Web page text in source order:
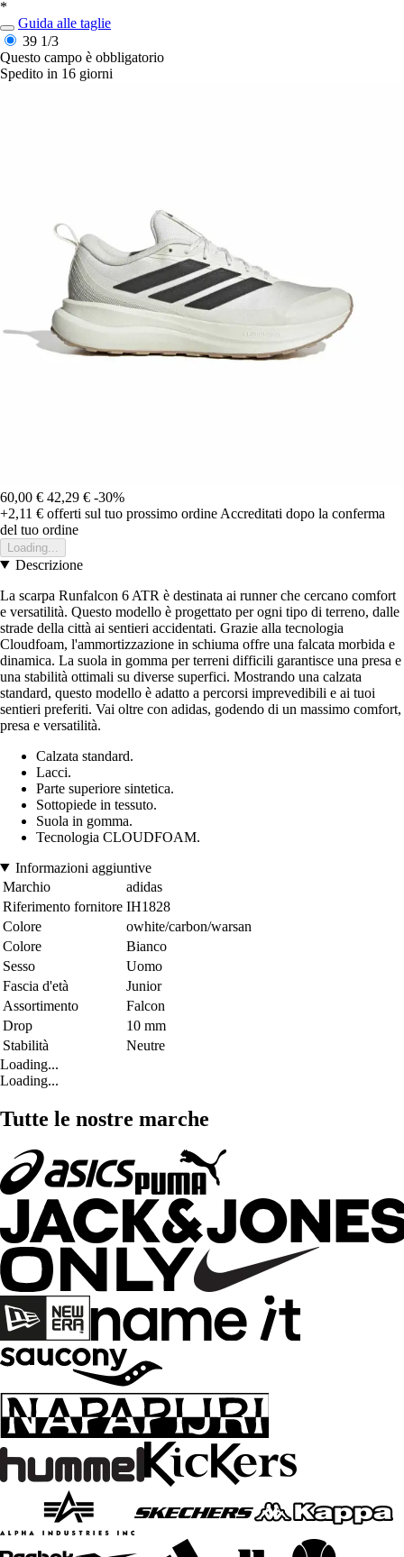
*
Guida alle taglie
39 1/3
Questo campo è obbligatorio
Spedito in 16 giorni
60,00 € 42,29 € -30%
+2,11 € offerti sul tuo prossimo ordine Accreditati dopo la conferma
del tuo ordine
Loading...
Descrizione
La scarpa Runfalcon 6 ATR è destinata ai runner che cercano comfort
e versatilità. Questo modello è progettato per ogni tipo di terreno, dalle
strade della città ai sentieri accidentati. Grazie alla tecnologia
Cloudfoam, l'ammortizzazione in schiuma offre una falcata morbida e
dinamica. La suola in gomma per terreni difficili garantisce una presa e
una stabilità ottimali su diverse superfici. Mostrando una calzata
standard, questo modello è adatto a percorsi imprevedibili e ai tuoi
sentieri preferiti. Vai oltre con adidas, godendo di un massimo comfort,
presa e versatilità.
Calzata standard.
Lacci.
Parte superiore sintetica.
Sottopiede in tessuto.
Suola in gomma.
Tecnologia CLOUDFOAM.
Informazioni aggiuntive
Marchio
adidas
Riferimento fornitore IH1828
Colore
owhite/carbon/warsan
Colore
Bianco
Sesso
Uomo
Fascia d'età
Junior
Assortimento
Falcon
Drop
10 mm
Stabilità
Neutre
Loading...
Loading...
Tutte le nostre marche